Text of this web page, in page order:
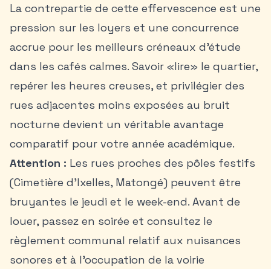
La contrepartie de cette effervescence est une
pression sur les loyers et une concurrence
accrue pour les meilleurs créneaux d’étude
dans les cafés calmes. Savoir «lire» le quartier,
repérer les heures creuses, et privilégier des
rues adjacentes moins exposées au bruit
nocturne devient un véritable avantage
comparatif pour votre année académique.
Attention : Les rues proches des pôles festifs
(Cimetière d’Ixelles, Matongé) peuvent être
bruyantes le jeudi et le week-end. Avant de
louer, passez en soirée et consultez le
règlement communal relatif aux nuisances
sonores et à l’occupation de la voirie